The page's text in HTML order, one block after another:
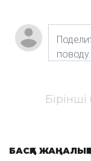
БАСҚА